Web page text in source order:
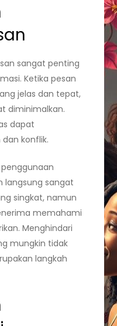
sangat penting
Ketika pesan
jelas dan tepat,
diminimalkan.
dapat
konflik.
langsung sangat
singkat, namun
memahami
Menghindari
mungkin tidak
langkah